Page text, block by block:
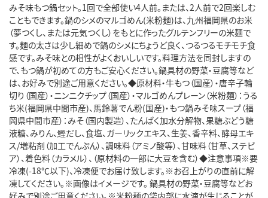
みそ味もつ鍋セット。1回で全部使い4人前。または、2人前で2回楽しむ
こともできます。鍋のシメのマルゴめん(米粉麺)は、九州福岡県のお米
（夢つくし、または元気つくし）をもとに作ったグルテンフリーの米麺で
す。麺の太さは少し細めで鍋のシメにちょうど良く、つるつるモチモチ食
感です。みそ味との相性がよくおいしいです。料理方法を同封しますの
で、もつ鍋が初めての方もご安心ください。鍋具材の野菜・豆腐等など
は、お好みで別途ご用意ください。◆原材料・牛もつ（国産）・唐辛子輪
切り（国産）・ニンニクチップ（国産）・マルゴめんプレーン（米粉麺）：うる
ち米(福岡県中間市産)、馬鈴薯でん粉(国産)・もつ鍋みそ味スープ（福
岡県中間市産）：みそ（国内製造）、たんぱく加水分解物、果糖ぶどう糖
液糖、みりん、鰹だし、食塩、ガーリックエキス、生姜、香辛料、酵母エキ
ス/増粘剤（加工でんぷん）、調味料（アミノ酸等）、甘味料（甘草、ステビ
ア）、着色料（カラメル）、（原材料の一部に大豆を含む）◆注意事項※要
冷凍(-18℃以下)、冷凍便でお届け致します。※お召上がりの直前に解
凍してください。※画像はイメージです。 鍋具材の野菜・豆腐等などお
好みで別途ご用意ください。※米粉麺の袋内部に水滴が生じることが